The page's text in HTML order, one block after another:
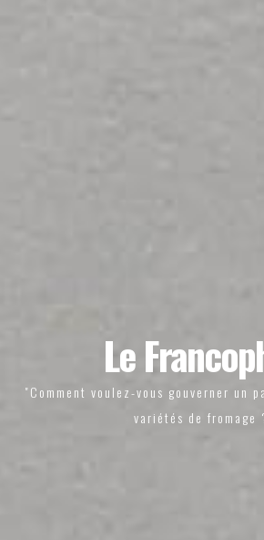
Le
"Comment voulez-vous gouverner un
variétés de fromage